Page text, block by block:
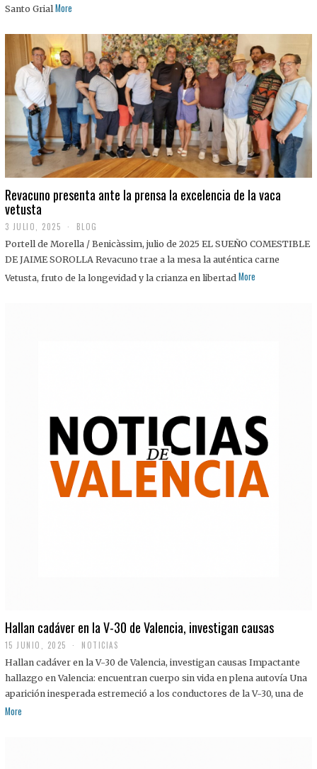
2
5
Santo Grial More
Revacuno presenta ante la prensa la excelencia de la vaca
vetusta
3 JULIO, 2025
J
U
I
BLOG
Portell de Morella / Benicàssim, julio de 2025 EL SUEÑO COMESTIBLE
DE JAIME SOROLLA Revacuno trae a la mesa la auténtica carne
Vetusta, fruto de la longevidad y la crianza en libertad More
Hallan cadáver en la V-30 de Valencia, investigan causas
15 JUNIO, 2025 NOTICIAS
Hallan cadáver en la V-30 de Valencia, investigan causas Impactante
hallazgo en Valencia: encuentran cuerpo sin vida en plena autovía Una
aparición inesperada estremeció a los conductores de la V-30, una de
More